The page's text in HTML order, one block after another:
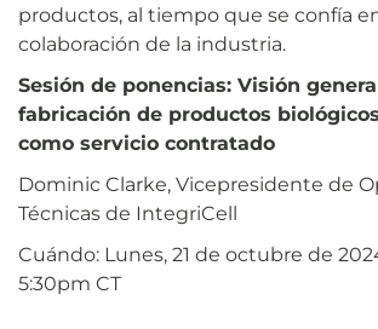
productos, al tiempo que se confía
colaboración de la industria.
Sesión de ponencias: Visión
fabricación de productos
como servicio contratado
Dominic Clarke, Vicepresidente de
Técnicas de IntegriCell
Cuándo: Lunes, 21 de octubre de
5:30pm CT